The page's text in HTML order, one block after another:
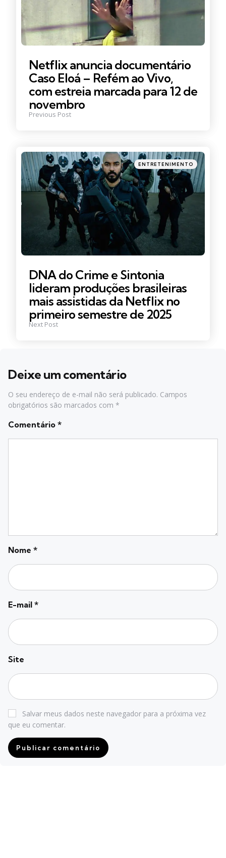
Netflix anuncia documentário
Caso Eloá – Refém ao Vivo,
com estreia marcada para 12 de
novembro
Previous Post
Posted
in
ENTRETENIMENTO
DNA do Crime e Sintonia
lideram produções brasileiras
mais assistidas da Netflix no
primeiro semestre de 2025
Next Post
Deixe um comentário
O seu endereço de e-mail não será publicado. Campos
obrigatórios são marcados com *
Comentário *
Nome *
E-mail *
Site
Salvar meus dados neste navegador para a próxima vez
que eu comentar.